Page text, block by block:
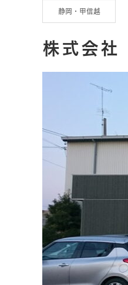
静岡・甲信越
株式会社